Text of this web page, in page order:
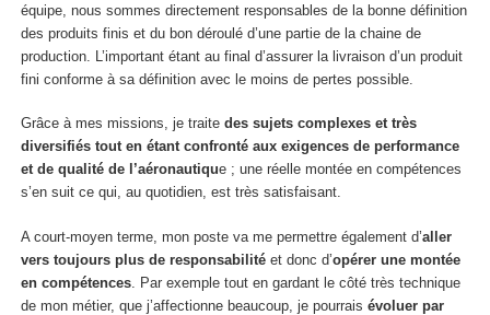
équipe, nous sommes directement responsables de la bonne définition
des produits finis et du bon déroulé d’une partie de la chaine de
production. L’important étant au final d’assurer la livraison d’un produit
fini conforme à sa définition avec le moins de pertes possible.
Grâce à mes missions, je traite des sujets complexes et très
diversifiés tout en étant confronté aux exigences de performance
et de qualité de l’aéronautique ; une réelle montée en compétences
s’en suit ce qui, au quotidien, est très satisfaisant.
A court-moyen terme, mon poste va me permettre également d’aller
vers toujours plus de responsabilité et donc d’opérer une montée
en compétences . Par exemple tout en gardant le côté très technique
de mon métier, que j’affectionne beaucoup, je pourrais évoluer par